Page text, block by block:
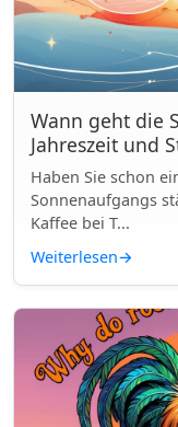
Wann geht die
Jahreszeit und
Haben Sie schon
Sonnenaufgangs
Kaffee bei T...
Weiterlesen→